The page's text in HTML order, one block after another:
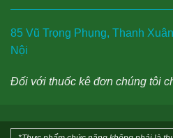
85 Vũ Trọng Phụng, Thanh
Nội
Đối với thuốc kê đơn chúng tôi